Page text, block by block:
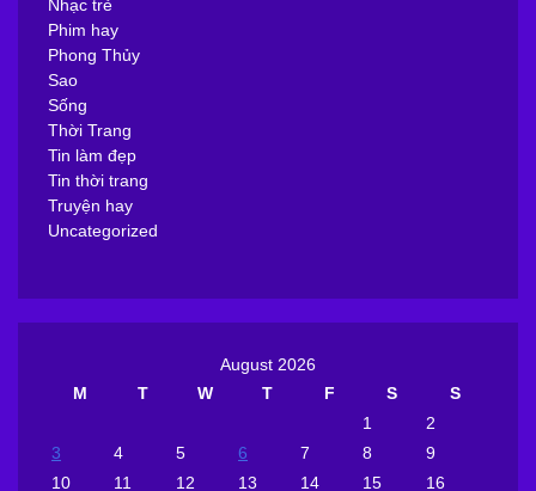
Nhạc trẻ
Phim hay
Phong Thủy
Sao
Sống
Thời Trang
Tin làm đẹp
Tin thời trang
Truyện hay
Uncategorized
August 2026
M
T W T F S
S
1
2
3
4 5 6 7 8
9
10
11 12 13 14 15 16